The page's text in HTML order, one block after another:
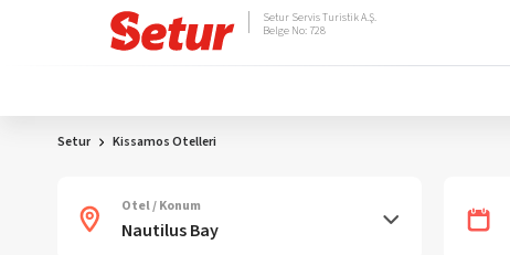
Setur Servis Turistik A.Ş.
Belge No: 728
Setur Kissamos Otelleri
Otel / Konum